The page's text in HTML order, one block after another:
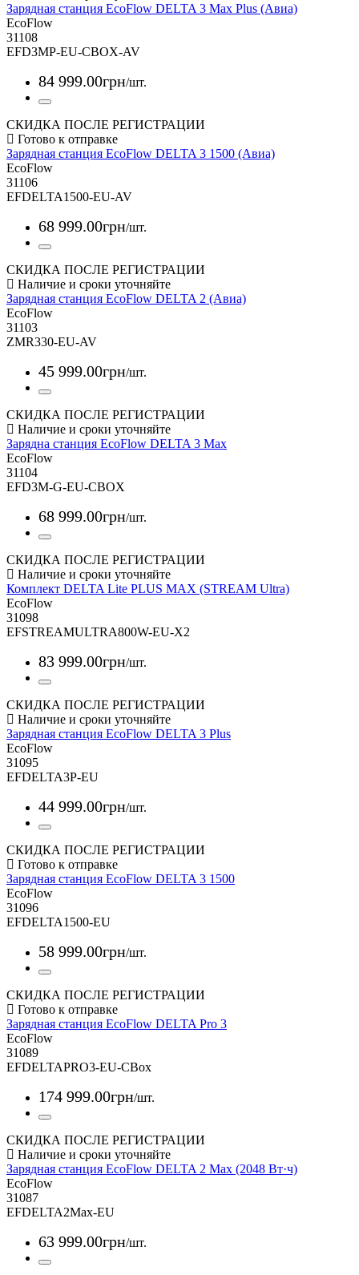
Зарядная станция EcoFlow DELTA 3 Max Plus (Авиа)
EcoFlow
31108
EFD3MP-EU-CBOX-AV
84 999.00грн/шт.
СКИДКА ПОСЛЕ РЕГИСТРАЦИИ
Зарядная станция EcoFlow DELTA 3 1500 (Авиа)
EcoFlow
31106
EFDELTA1500-EU-AV
68 999.00грн/шт.
СКИДКА ПОСЛЕ РЕГИСТРАЦИИ
Зарядная станция EcoFlow DELTA 2 (Авиа)
EcoFlow
31103
ZMR330-EU-AV
45 999.00грн/шт.
СКИДКА ПОСЛЕ РЕГИСТРАЦИИ
Зарядна станция EcoFlow DELTA 3 Max
EcoFlow
31104
EFD3M-G-EU-CBOX
68 999.00грн/шт.
СКИДКА ПОСЛЕ РЕГИСТРАЦИИ
Комплект DELTA Lite PLUS MAX (STREAM Ultra)
EcoFlow
31098
EFSTREAMULTRA800W-EU-X2
83 999.00грн/шт.
СКИДКА ПОСЛЕ РЕГИСТРАЦИИ
Зарядная станция EcoFlow DELTA 3 Plus
EcoFlow
31095
EFDELTA3P-EU
44 999.00грн/шт.
СКИДКА ПОСЛЕ РЕГИСТРАЦИИ
Зарядная станция EcoFlow DELTA 3 1500
EcoFlow
31096
EFDELTA1500-EU
58 999.00грн/шт.
СКИДКА ПОСЛЕ РЕГИСТРАЦИИ
Зарядная станция EcoFlow DELTA Pro 3
EcoFlow
31089
EFDELTAPRO3-EU-CBox
174 999.00грн/шт.
СКИДКА ПОСЛЕ РЕГИСТРАЦИИ
Зарядная станция EcoFlow DELTA 2 Max (2048 Вт·ч)
EcoFlow
31087
EFDELTA2Max-EU
63 999.00грн/шт.